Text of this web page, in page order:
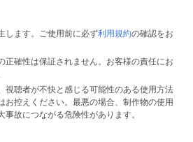
します。ご使用前に必ず利用規約の確認をお
正確性は保証されません。お客様の責任にお
視聴者が不快と感じる可能性のある使用方法
お控えください。最悪の場合、制作物の使用
故につながる危険性があります。